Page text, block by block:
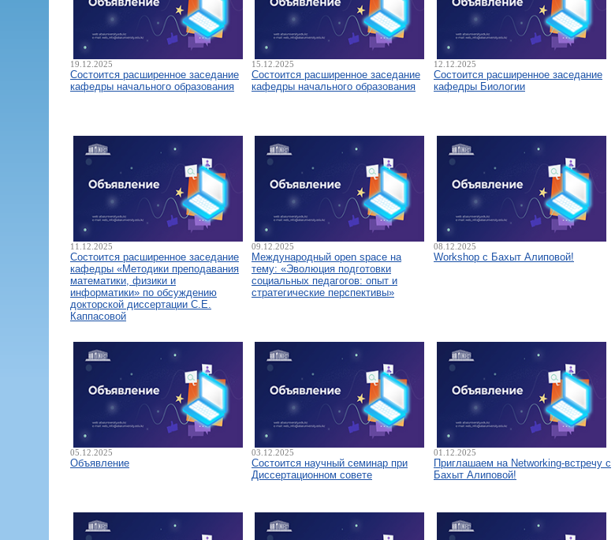
19.12.2025
Состоится расширенное заседание
кафедры начального образования
15.12.2025
Состоится расширенное заседание
кафедры начального образования
12.12.2025
Состоится расширенное заседание
кафедры Биологии
11.12.2025
Состоится расширенное заседание
кафедры «Методики преподавания
математики, физики и
информатики» по обсуждению
докторской диссертации С.Е.
Каппасовой
09.12.2025
Международный open space на
тему: «Эволюция подготовки
социальных педагогов: опыт и
стратегические перспективы»
08.12.2025
Workshop с Бахыт Алиповой!
05.12.2025
Объявление
03.12.2025
Состоится научный семинар при
Диссертационном совете
01.12.2025
Приглашаем на Networking-встречу с
Бахыт Алиповой!